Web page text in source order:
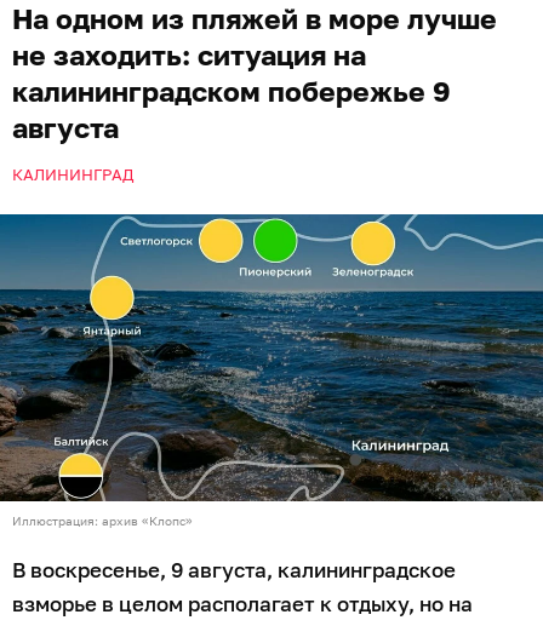
На одном из пляжей в море лучше
не заходить: ситуация на
калининградском побережье 9
августа
КАЛИНИНГРАД
Иллюстрация: архив «Клопс»
В воскресенье, 9 августа, калининградское
взморье в целом располагает к отдыху, но на